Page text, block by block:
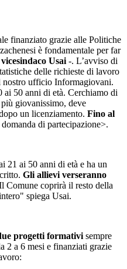
finanziato grazie alle Politiche
è fondamentale per far
vicesindaco Usai -. L’avviso di
delle richieste di lavoro
nostro ufficio Informagiovani.
50 anni di età. Cerchiamo di
giovanissimo, deve
un licenziamento. Fino al
di partecipazione>.
21 ai 50 anni di età e ha un
Gli allievi verseranno
Comune coprirà il resto della
spiega Usai.
progetti formativi sempre
2 a 6 mesi e finanziati grazie